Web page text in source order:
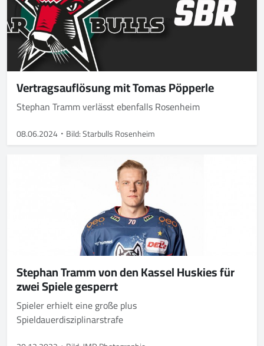
Vertragsauflösung mit Tomas Pöpperle
Stephan Tramm verlässt ebenfalls Rosenheim
08.06.2024 Bild: Starbulls Rosenheim
Stephan Tramm von den Kassel Huskies für
zwei Spiele gesperrt
Spieler erhielt eine große plus
Spieldauerdisziplinarstrafe